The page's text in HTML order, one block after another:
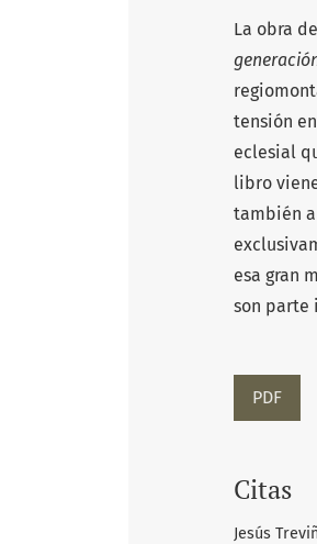
La obra
tensión
eclesial
libro
también
esa gran
son parte
PDF
Citas
Jesús